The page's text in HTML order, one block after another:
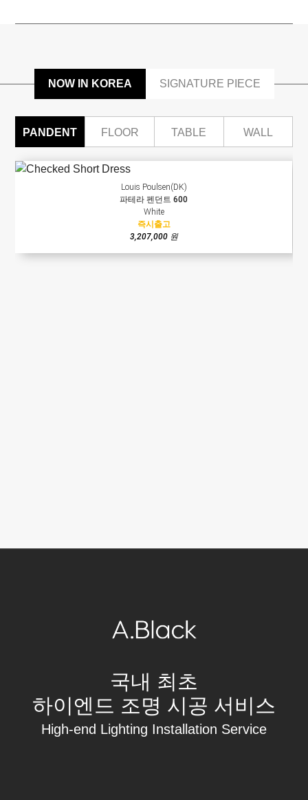
NOW IN KOREA SIGNATURE PIECE
PANDENT FLOOR TABLE WALL
Louis Poulsen(DK)
파테라 펜던트 600
White
즉시출고
3,207,000 원
국내 최초
하이엔드 조명 시공 서비스
High-end Lighting Installation Service